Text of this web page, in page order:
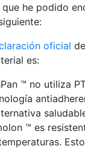
que he podido
oficial
es:
™ no utiliza
™ es